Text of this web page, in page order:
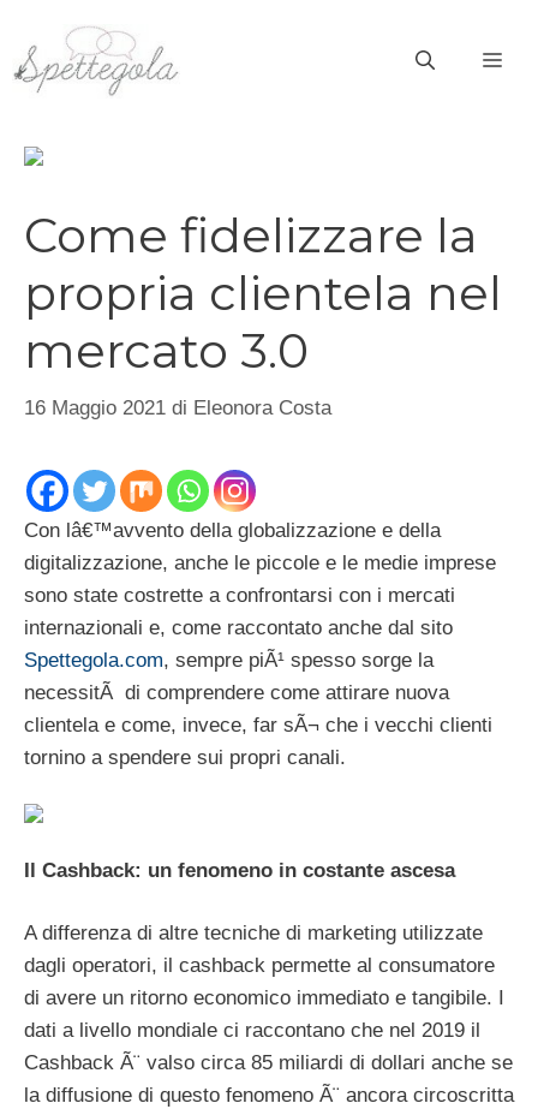
contenuto
Come fidelizzare la
propria clientela nel
mercato 3.0
16 Maggio 2021 di Eleonora Costa
Con lâ€™avvento della globalizzazione e della
digitalizzazione, anche le piccole e le medie imprese
sono state costrette a confrontarsi con i mercati
internazionali e, come raccontato anche dal sito
Spettegola.com, sempre piÃ¹ spesso sorge la
necessitÃ di comprendere come attirare nuova
clientela e come, invece, far sÃ¬ che i vecchi clienti
tornino a spendere sui propri canali.
Il Cashback: un fenomeno in costante ascesa
A differenza di altre tecniche di marketing utilizzate
dagli operatori, il cashback permette al consumatore
di avere un ritorno economico immediato e tangibile. I
dati a livello mondiale ci raccontano che nel 2019 il
Cashback Ã¨ valso circa 85 miliardi di dollari anche se
la diffusione di questo fenomeno Ã¨ ancora circoscritta